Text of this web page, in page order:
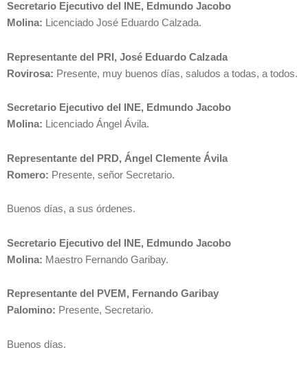
Secretario Ejecutivo del INE, Edmundo Jacobo
Molina:
Licenciado José Eduardo Calzada.
Representante del PRI, José Eduardo Calzada
Rovirosa: Presente, muy buenos días, saludos a todas, a todos.
Secretario Ejecutivo del INE, Edmundo Jacobo
Molina: Licenciado Ángel Ávila.
Representante del PRD, Ángel Clemente Ávila
Romero: Presente, señor Secretario.
Buenos días, a sus órdenes.
Secretario Ejecutivo del INE, Edmundo Jacobo
Molina: Maestro Fernando Garibay.
Representante del PVEM, Fernando Garibay
Palomino: Presente, Secretario.
Buenos días.